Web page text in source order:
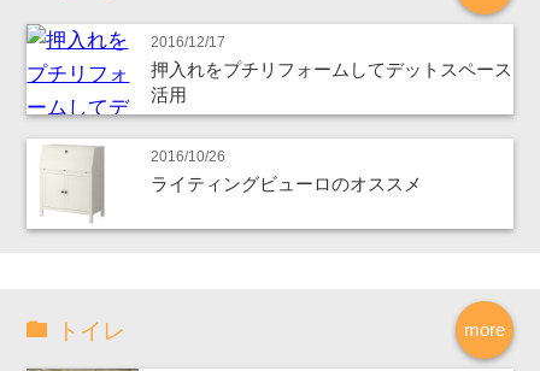
2016/12/17
押入れをプチリフォームしてデットスペース
活用
2016/10/26
ライティングビューロのオススメ
more
トイレ